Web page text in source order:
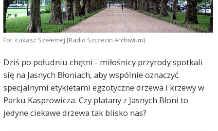
Fot. Łukasz Szełemej [Radio Szczecin Archiwum]
Dziś po południu chętni - miłośnicy przyrody spotkali
się na Jasnych Błoniach, aby wspólnie oznaczyć
specjalnymi etykietami egzotyczne drzewa i krzewy w
Parku Kasprowicza. Czy platany z Jasnych Błoni to
jedyne ciekawe drzewa tak blisko nas?